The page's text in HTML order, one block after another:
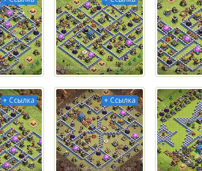
+ Ссылка + Ссылка